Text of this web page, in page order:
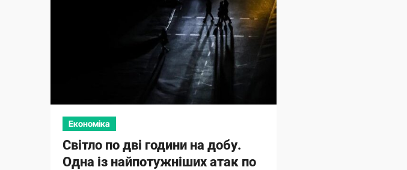
Економіка
Світло по дві години на добу.
Одна із найпотужніших атак по